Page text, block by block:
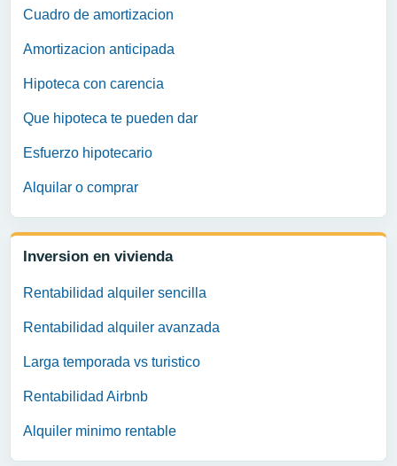
Cuadro de amortizacion
Amortizacion anticipada
Hipoteca con carencia
Que hipoteca te pueden dar
Esfuerzo hipotecario
Alquilar o comprar
Inversion en vivienda
Rentabilidad alquiler sencilla
Rentabilidad alquiler avanzada
Larga temporada vs turistico
Rentabilidad Airbnb
Alquiler minimo rentable